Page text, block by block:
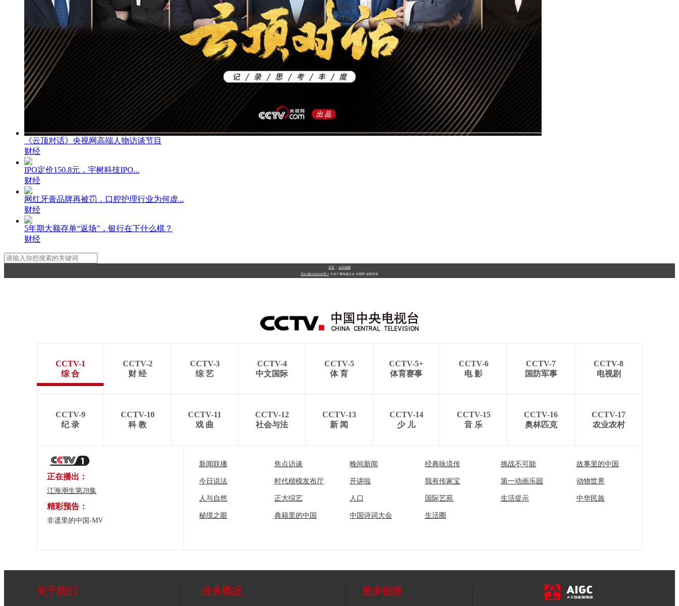
《云顶对话》央视网高端人物访谈节目
财经
IPO定价150.8元，宇树科技IPO...
财经
网红牙膏品牌再被罚，口腔护理行业为何虚...
财经
5年期大额存单“返场”，银行在下什么棋？
财经
首页 全站地图
京ICP备10003349号-1 中央广播电视总台 央视网 版权所有
CCTV-1
综 合
CCTV-2
财 经
CCTV-3
综 艺
CCTV-4
中文国际
CCTV-5
体 育
CCTV-5+
体育赛事
CCTV-6
电 影
CCTV-7
国防军事
CCTV-8
电视剧
CCTV-9
纪 录
CCTV-10
科 教
CCTV-11
戏 曲
CCTV-12
社会与法
CCTV-13
新 闻
CCTV-14
少 儿
CCTV-15
音 乐
CCTV-16
奥林匹克
CCTV-17
农业农村
正在播出：
江海潮生第28集
精彩预告：
非遗里的中国-MV
新闻联播 焦点访谈 晚间新闻 经典咏流传 挑战不可能 故事里的中国
今日说法 时代楷模发布厅 开讲啦 我有传家宝 第一动画乐园 动物世界
人与自然 正大综艺 人口 国际艺苑 生活提示 中华民族
秘境之眼 典籍里的中国 中国诗词大会 生活圈
关于我们 业务概况 更多链接